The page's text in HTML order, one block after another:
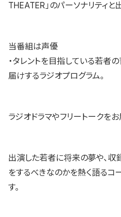
THEATER」のパーソナリティと
当番組は声優
・タレントを目指している若者
届けするラジオプログラム。
ラジオドラマやフリートークをお
出演した若者に将来の夢や、収
をするべきなのかを熱く語るコ
す。